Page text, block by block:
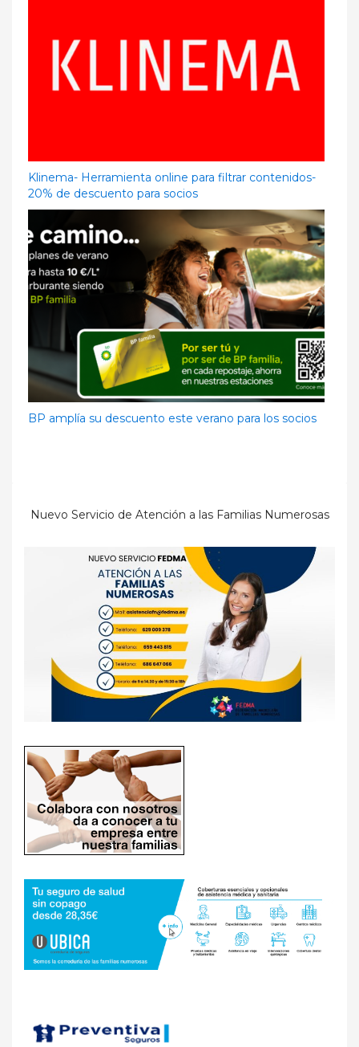
Klinema- Herramienta online para filtrar contenidos-
20% de descuento para socios
BP amplía su descuento este verano para los socios
Nuevo Servicio de Atención a las Familias Numerosas